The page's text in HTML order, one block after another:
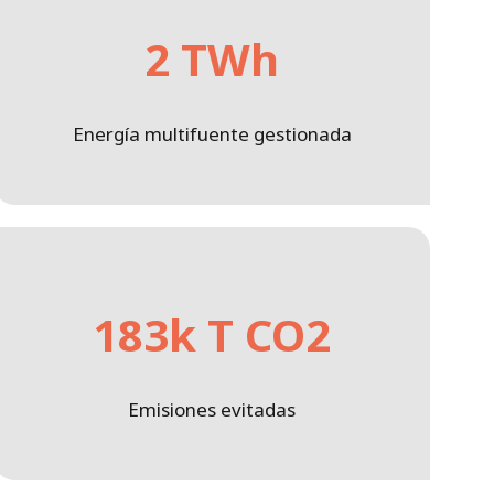
2 TWh
Energía multifuente gestionada
183k T CO2
Emisiones evitadas